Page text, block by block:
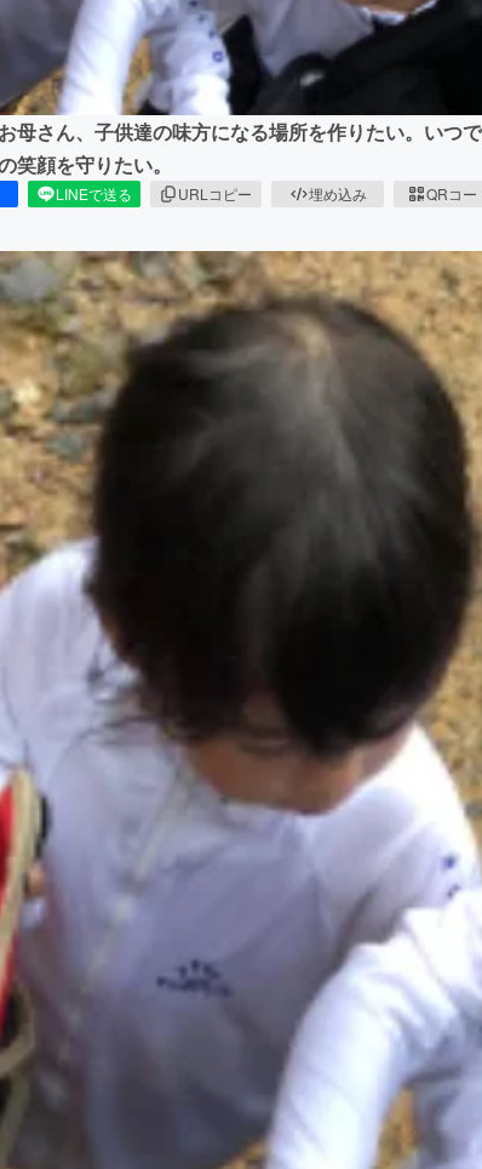
母さん、子供達の味方になる場所を作りたい。いつ
笑顔を守りたい。
LINEで送る URLコピー 埋め込み QRコー